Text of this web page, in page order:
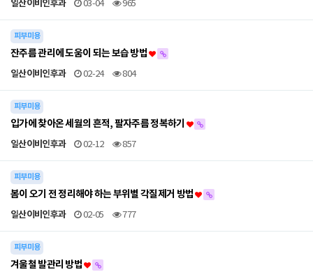
일산이비인후과 03-04 965
피부미용
잔주름 관리에 도움이 되는 보습 방법
일산이비인후과 02-24 804
피부미용
입가에 찾아온 세월의 흔적, 팔자주름 정복하기
일산이비인후과 02-12 857
피부미용
봄이 오기 전 정리해야 하는 부위별 각질제거 방법
일산이비인후과 02-05 777
피부미용
겨울철 발관리 방법